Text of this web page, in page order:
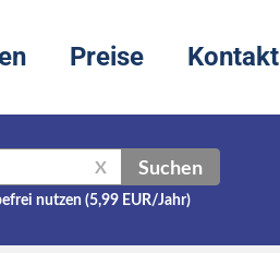
Preise Kontakt
X Suchen
nutzen (5,99 EUR/Jahr)